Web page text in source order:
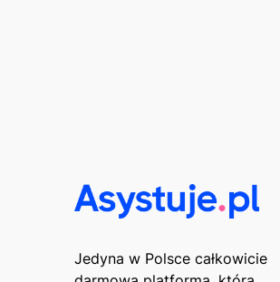
Jedyna w Polsce całkowicie